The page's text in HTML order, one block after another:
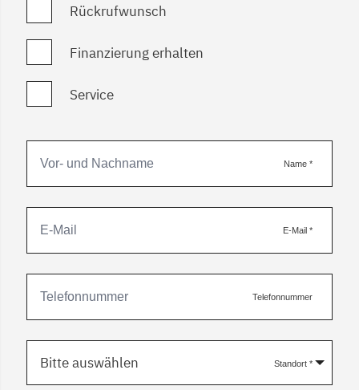
Rückrufwunsch
Finanzierung erhalten
Service
Name *
E-Mail *
Telefonnummer
Standort *
Bitte auswählen